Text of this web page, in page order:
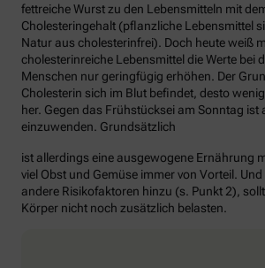
fettreiche Wurst zu den Lebensmitteln mit
Cholesteringehalt (pflanzliche Lebensmittel
Natur aus cholesterinfrei). Doch heute weiß
cholesterinreiche Lebensmittel die Werte bei
Menschen nur geringfügig erhöhen. Der
Cholesterin sich im Blut befindet, desto
her. Gegen das Frühstücksei am Sonntag ist
einzuwenden. Grundsätzlich
ist allerdings eine ausgewogene Ernährung
viel Obst und Gemüse immer von Vorteil.
andere Risikofaktoren hinzu (s. Punkt 2),
Körper nicht noch zusätzlich belasten.